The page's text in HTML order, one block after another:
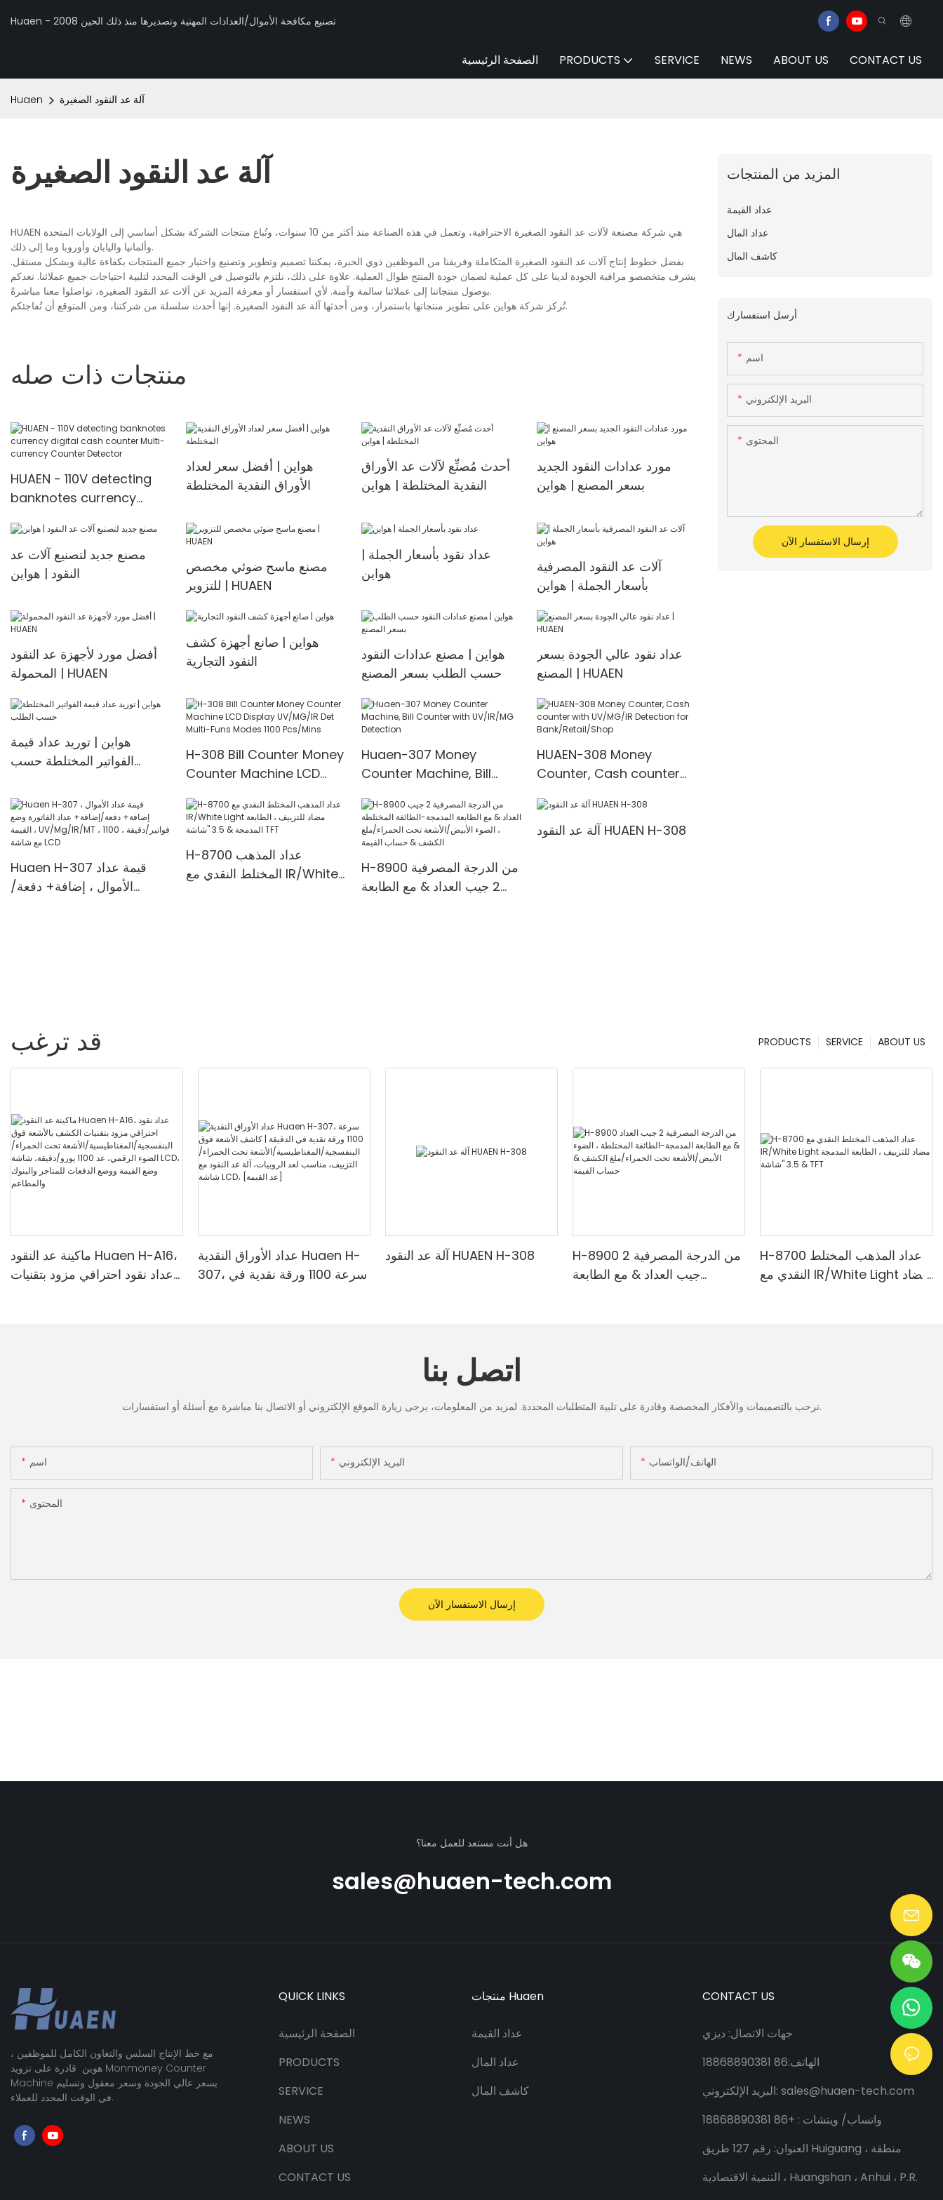
Huaen - تصنيع مكافحة الأموال/العدادات المهنية وتصديرها منذ ذلك الحين 2008
الصفحة الرئيسية PRODUCTS SERVICE NEWS ABOUT US CONTACT US
Huaen آلة عد النقود الصغيرة
آلة عد النقود الصغيرة
HUAEN هي شركة مصنعة لآلات عد النقود الصغيرة الاحترافية، وتعمل في هذه الصناعة منذ أكثر من 10 سنوات، وتُباع منتجات الشركة بشكل أساسي إلى الولايات المتحدة
وألمانيا واليابان وأوروبا وما إلى ذلك.
بفضل خطوط إنتاج آلات عد النقود الصغيرة المتكاملة وفريقنا من الموظفين ذوي الخبرة، يمكننا تصميم وتطوير وتصنيع واختبار جميع المنتجات بكفاءة عالية وبشكل مستقل.
يشرف متخصصو مراقبة الجودة لدينا على كل عملية لضمان جودة المنتج طوال العملية. علاوة على ذلك، نلتزم بالتوصيل في الوقت المحدد لتلبية احتياجات جميع عملائنا. نعدكم
بوصول منتجاتنا إلى عملائنا سالمة وآمنة. لأي استفسار أو معرفة المزيد عن آلات عد النقود الصغيرة، تواصلوا معنا مباشرةً.
تُركز شركة هواين على تطوير منتجاتها باستمرار، ومن أحدثها آلة عد النقود الصغيرة. إنها أحدث سلسلة من شركتنا، ومن المتوقع أن تُفاجئكم.
منتجات ذات صله
HUAEN - 110V detecting
banknotes currency
Multi-currency Counter
<000000> Detector
هواين | أفضل سعر لعداد
الأوراق النقدية المختلطة
أحدث مُصنِّع لآلات عد الأوراق
النقدية المختلطة | هواين
مورد عدادات النقود الجديد
بسعر المصنع | هواين
مصنع جديد لتصنيع آلات عد
النقود | هواين
مصنع ماسح ضوئي مخصص
للتزوير | HUAEN
عداد نقود بأسعار الجملة |
هواين
آلات عد النقود المصرفية
بأسعار الجملة | هواين
أفضل مورد لأجهزة عد النقود
المحمولة | HUAEN
هواين | صانع أجهزة كشف
النقود التجارية
هواين | مصنع عدادات النقود
حسب الطلب بسعر المصنع
عداد نقود عالي الجودة بسعر
المصنع | HUAEN
هواين | توريد عداد قيمة
الفواتير المختلطة حسب
H-308 Bill Counter Money
Counter Machine LCD
Multi-Funs Modes 1100
Pcs/Mins
Huaen-307 Money
Counter Machine, Bill
Detection
HUAEN-308 Money
Counter, Cash counter
for Bank/Retail/Shop
Huaen H-307 قيمة عداد
الأموال ، إضافة+ دفعة/
H-8700 عداد المذهب
المختلط النقدي مع IR/White
H-8900 من الدرجة المصرفية
2 جيب العداد & مع الطابعة
آلة عد النقود HUAEN H-308
المزيد من المنتجات
عداد القيمة
عداد المال
كاشف المال
أرسل استفسارك
اسم
البريد الإلكتروني
المحتوى
إرسال الاستفسار الآن
قد ترغب ABOUT US
SERVICE
PRODUCTS
ماكينة عد النقود Huaen H-A16،
عداد نقود احترافي مزود بتقنيات
عداد الأوراق النقدية Huaen H-
307، سرعة 1100 ورقة نقدية في
آلة عد النقود HUAEN H-308
H-8900 من الدرجة المصرفية 2
جيب العداد & مع الطابعة
H-8700 عداد المذهب المختلط
النقدي مع IR/White Light مضاد
اتصل بنا
نرحب بالتصميمات والأفكار المخصصة وقادرة على تلبية المتطلبات المحددة. لمزيد من المعلومات، يرجى زيارة الموقع الإلكتروني أو الاتصال بنا مباشرة مع أسئلة أو استفسارات.
اسم البريد الإلكتروني الهاتف/الواتساب
المحتوى
إرسال الاستفسار الآن
هل أنت مستعد للعمل معنا؟
sales@huaen-tech.com
مع خط الإنتاج السلس والتعاون الكامل للموظفين ،
هوين قادرة على تزويد Monmoney Counter
Machine بسعر عالي الجودة وسعر معقول وتسليم
في الوقت المحدد للعملاء.
QUICK LINKS
الصفحة الرئيسية
PRODUCTS
SERVICE
NEWS
ABOUT US
CONTACT US
منتجات Huaen
عداد القيمة
عداد المال
كاشف المال
CONTACT US
جهات الاتصال: ديزي
الهاتف:86 18868890381
البريد الإلكتروني: sales@huaen-tech.com
واتساب/ ويتشات : +86 18868890381
العنوان: رقم 127 طريق Huiguang ، منطقة
التنمية الاقتصادية ، Huangshan ، Anhui ، P.R.